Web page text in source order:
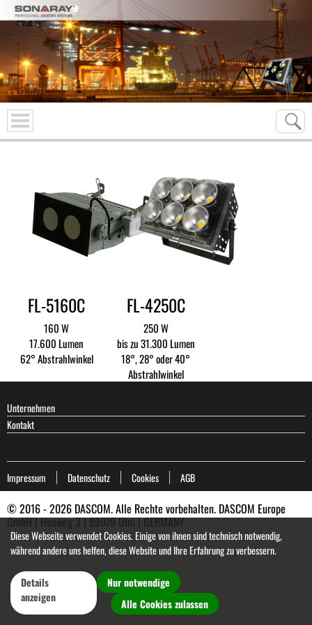
FL-5160C
160 W
17.600 Lumen
62° Abstrahlwinkel
FL-4250C
250 W
bis zu 31.300 Lumen
18°, 28° oder 40°
Abstrahlwinkel
Unternehmen
Kontakt
Impressum Datenschutz Cookies AGB
© 2016 - 2026 DASCOM. Alle Rechte vorbehalten. DASCOM Europe
GmbH | Heuweg 3 | 89079 Ulm | GERMANY
Diese Webseite verwendet Cookies. Einige von ihnen sind technisch notwendig,
während andere uns helfen, diese Website und Ihre Erfahrung zu verbessern.
Details
anzeigen
Nur notwendige
Alle Cookies zulassen